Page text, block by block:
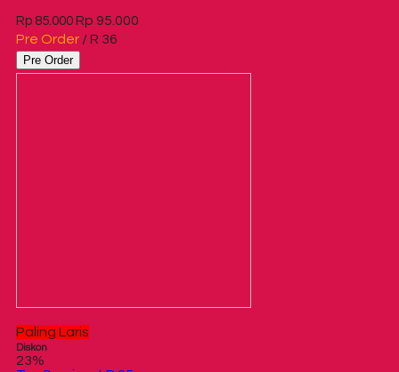
Rp 85.000 Rp 95.000
Pre Order / R 36
Pre Order
Paling Laris
Diskon
23%